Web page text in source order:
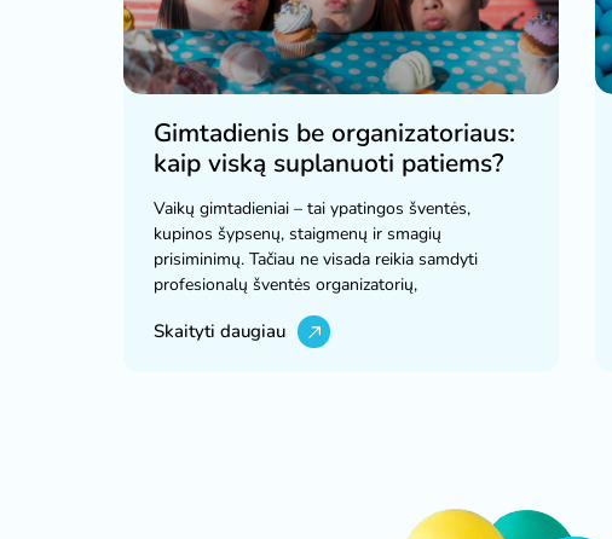
Gimtadienis be organizatoriaus:
kaip viską suplanuoti patiems?
Vaikų gimtadieniai – tai ypatingos šventės,
kupinos šypsenų, staigmenų ir smagių
prisiminimų. Tačiau ne visada reikia samdyti
profesionalų šventės organizatorių,
Skaityti daugiau